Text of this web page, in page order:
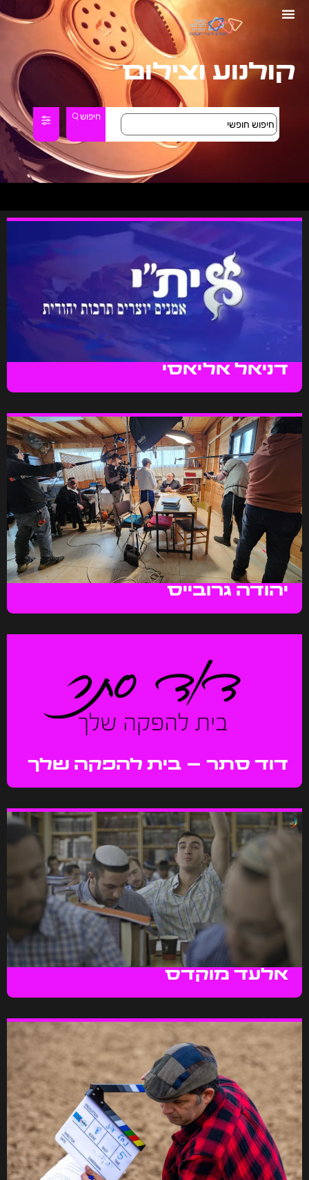
קולנוע וצילום
חיפוש
דניאל אליאסי
יהודה גרובייס
דוד סתר – בית להפקה שלך
אלעד מוקדס